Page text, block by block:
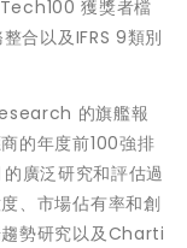
獲獎者檔
合以及IFRS 9類別
的旗艦報
的年度前100強排
廣泛研究和評估過
、市場佔有率和創
勢研究以及Charti